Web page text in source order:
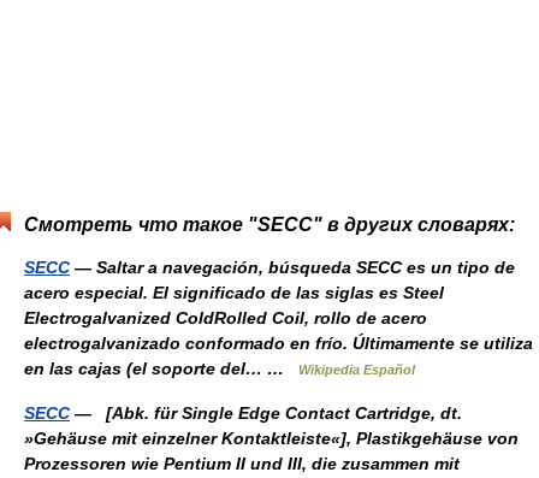
Смотреть что такое "SECC" в других словарях:
SECC— Saltar a navegación, búsqueda SECC es un tipo de
acero especial. El significado de las siglas es Steel
Electrogalvanized ColdRolled Coil, rollo de acero
electrogalvanizado conformado en frío. Últimamente se utiliza
en las cajas (el soporte del… …
Wikipedia Español
SECC— [Abk. für Single Edge Contact Cartridge, dt.
»Gehäuse mit einzelner Kontaktleiste«], Plastikgehäuse von
Prozessoren wie Pentium II und III, die zusammen mit